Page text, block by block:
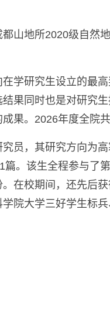
都山地所2020级自然
在学研究生设立的最
果同时也是对研究
果。 2026年度全院
员，其研究方向为
1篇。该生全程参与了
在校期间， 还先后
院大学三好学生标兵